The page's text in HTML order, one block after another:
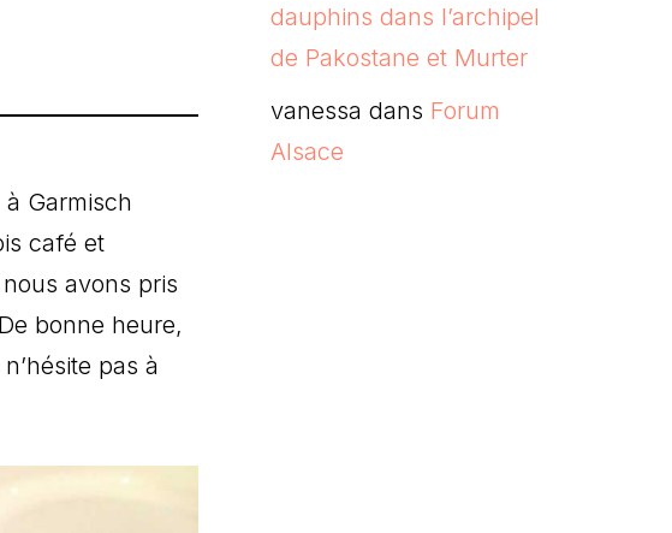
Garmisch
café et
avons pris
bonne heure,
pas à
dauphins dans l’archipel
de Pakostane et Murter
vanessa dans Forum
Alsace